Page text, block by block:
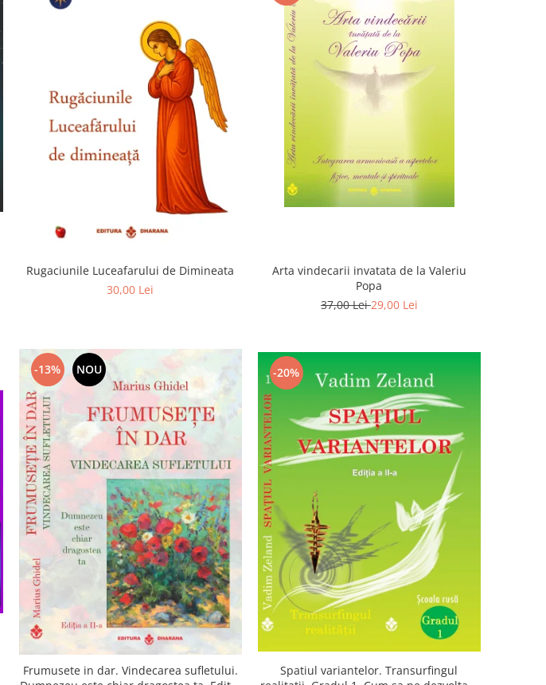
Rugaciunile Luceafarului de Dimineata
30,00 Lei
Arta vindecarii invatata de la Valeriu
Popa
37,00 Lei29,00 Lei
-13% NOU
Frumusete in dar. Vindecarea sufletului.
-20%
Spatiul variantelor. Transurfingul